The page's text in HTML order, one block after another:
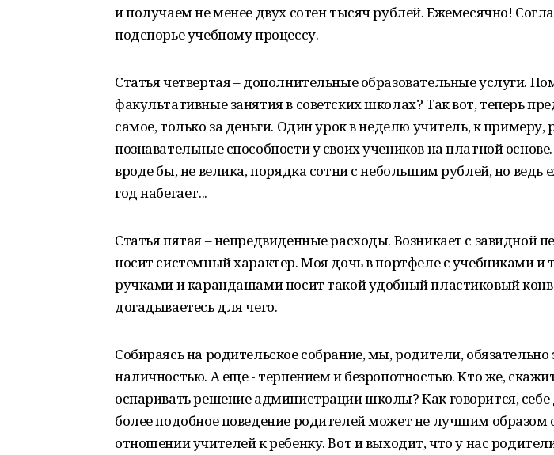
и получаем не менее двух сотен тысяч рублей. Ежемесячно!
подспорье учебному процессу.
Статья четвертая – дополнительные образовательные услуги.
факультативные занятия в советских школах? Так вот, теперь
самое, только за деньги. Один урок в неделю учитель, к примеру,
познавательные способности у своих учеников на платной
вроде бы, не велика, порядка сотни с небольшим рублей, но ведь
год набегает...
Статья пятая – непредвиденные расходы. Возникает с завидной
носит системный характер. Моя дочь в портфеле с учебниками и
ручками и карандашами носит такой удобный пластиковый
догадываетесь для чего.
Собираясь на родительское собрание, мы, родители, обязательно
наличностью. А еще - терпением и безропотностью. Кто же,
оспаривать решение администрации школы? Как говорится,
более подобное поведение родителей может не лучшим образом
отношении учителей к ребенку. Вот и выходит, что у нас